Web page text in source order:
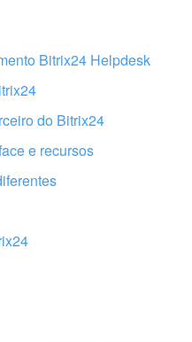
de mais informações
funciona
Bitrix24 Helpdesk
do Bitrix24
e recursos